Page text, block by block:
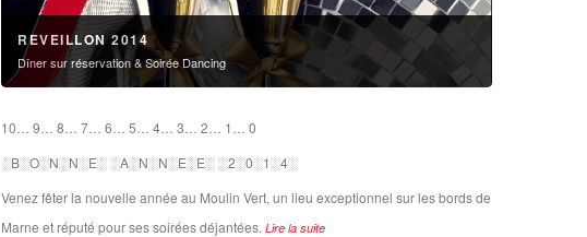
REVEILLON 2014
Dîner sur réservation & Soirée Dancing
10… 9… 8… 7… 6… 5… 4… 3… 2… 1… 0
░B░O░N░N░E░ ░A░N░N░E░E░ ░2░0░1░4░
Venez fêter la nouvelle année au Moulin Vert, un lieu exceptionnel sur les bords de
Marne et réputé pour ses soirées déjantées. Lire la suite